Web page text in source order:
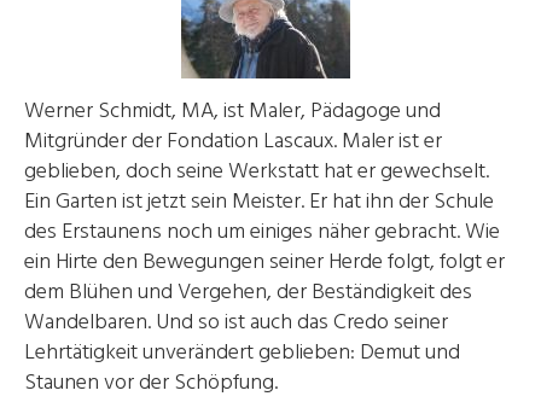
Werner Schmidt, MA, ist Maler, Pädagoge und
Mitgründer der Fondation Lascaux. Maler ist er
geblieben, doch seine Werkstatt hat er gewechselt.
Ein Garten ist jetzt sein Meister. Er hat ihn der Schule
des Erstaunens noch um einiges näher gebracht. Wie
ein Hirte den Bewegungen seiner Herde folgt, folgt er
dem Blühen und Vergehen, der Beständigkeit des
Wandelbaren. Und so ist auch das Credo seiner
Lehrtätigkeit unverändert geblieben: Demut und
Staunen vor der Schöpfung.